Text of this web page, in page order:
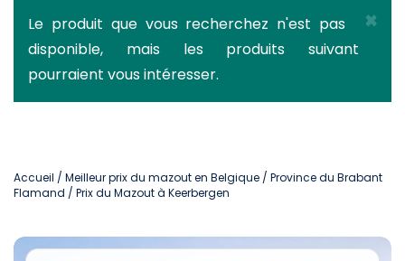
×
Message
d'état
Le produit que vous recherchez n'est pas
disponible, mais les produits suivant
pourraient vous intéresser.
Accueil / Meilleur prix du mazout en Belgique / Province du Brabant
Flamand / Prix du Mazout à Keerbergen